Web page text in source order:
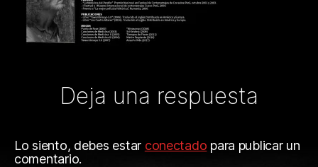
Deja una respuesta
Lo siento, debes estar conectado para publicar un
comentario.